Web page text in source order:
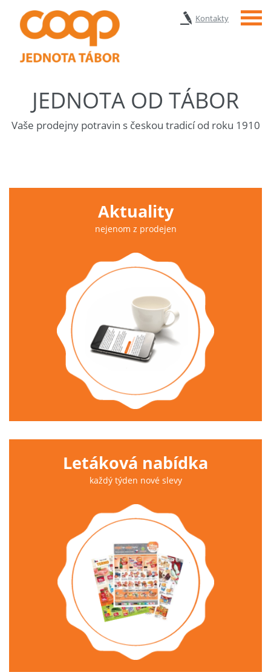
Kontakty Menu
JEDNOTA OD TÁBOR
Vaše prodejny potravin s českou tradicí od roku 1910
Aktuality
nejenom z prodejen
Letáková nabídka
každý týden nové slevy